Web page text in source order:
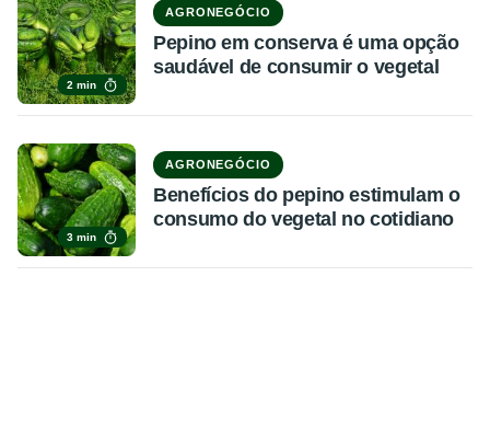
2 min
AGRONEGÓCIO
Pepino em conserva é uma opção
saudável de consumir o vegetal
3 min
AGRONEGÓCIO
Benefícios do pepino estimulam o
consumo do vegetal no cotidiano